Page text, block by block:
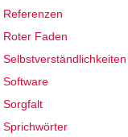
Referenzen
Roter Faden
Selbstverständlichkeiten
Software
Sorgfalt
Sprichwörter